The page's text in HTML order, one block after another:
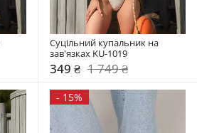
Суцільний купальник на
зав'язках KU-1019
349 ₴ 1 749 ₴
- 15%